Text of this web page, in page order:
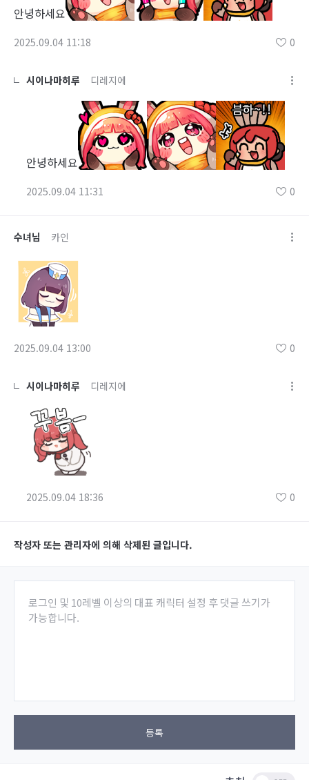
안녕하세요
2025.09.04 11:18 0
시이나마히루 디레지에
안녕하세요
2025.09.04 11:31 0
수녀님 카인
2025.09.04 13:00 0
시이나마히루 디레지에
2025.09.04 18:36 0
작성자 또는 관리자에 의해 삭제된 글입니다.
로그인 및 10레벨 이상의 대표 캐릭터 설정 후 댓글 쓰기가
가능합니다.
등록